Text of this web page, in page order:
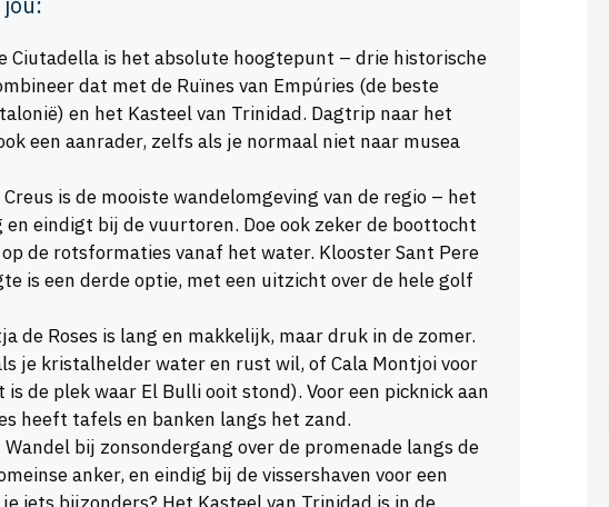
Ciutadella is het absolute hoogtepunt – drie historische
dat met de Ruïnes van Empúries (de beste
en het Kasteel van Trinidad. Dagtrip naar het
een aanrader, zelfs als je normaal niet naar musea
Creus is de mooiste wandelomgeving van de regio – het
eindigt bij de vuurtoren. Doe ook zeker de boottocht
de rotsformaties vanaf het water. Klooster Sant Pere
is een derde optie, met een uitzicht over de hele golf
de Roses is lang en makkelijk, maar druk in de zomer.
je kristalhelder water en rust wil, of Cala Montjoi voor
de plek waar El Bulli ooit stond). Voor een picknick aan
heeft tafels en banken langs het zand.
Wandel bij zonsondergang over de promenade langs de
anker, en eindig bij de vissershaven voor een